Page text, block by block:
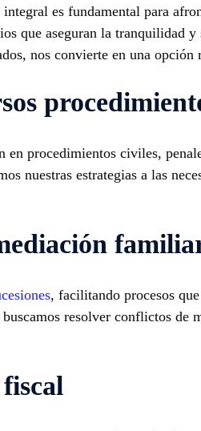
es fundamental para
que aseguran la tranquilidad
nos convierte en una opción
en procedimientos civiles,
nuestras estrategias a las
, facilitando procesos
resolver conflictos